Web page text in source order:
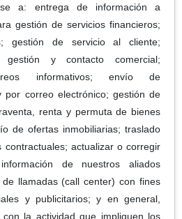
a: entrega de información a
gestión de servicios financieros;
gestión de servicio al cliente;
gestión y contacto comercial;
informativos; envío de
por correo electrónico; gestión de
renta y permuta de bienes
de ofertas inmobiliarias; traslado
contractuales; actualizar o corregir
de nuestros aliados
llamadas (call center) con fines
y publicitarios; y en general,
con la actividad que impliquen los